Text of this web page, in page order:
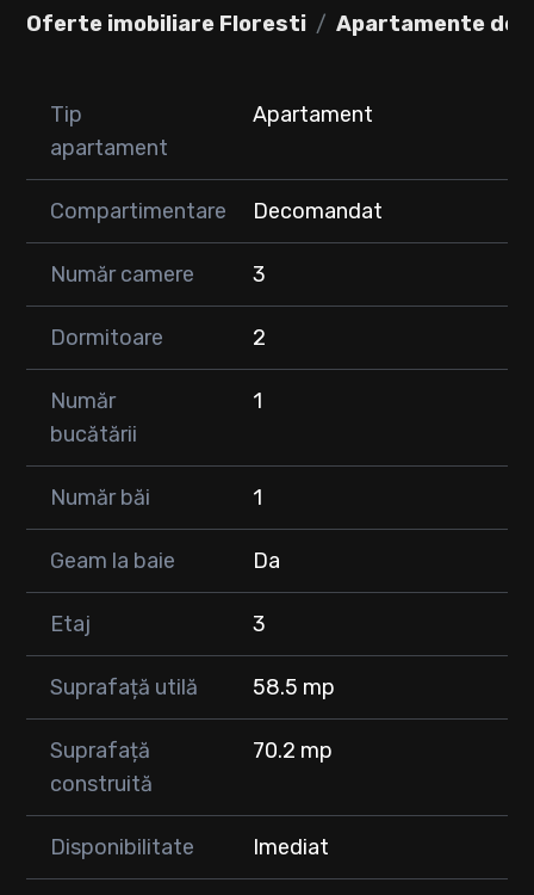
Oferte imobiliare Floresti Apartamente de
Living cu bucătărie open-space
🏠 Apartamentul se vinde complet mobilat și utilat, gata
pentru mutare sau închiriere.
comun, frumos amenajat, cu băncuțe și loc de joacă pentru
copii.
➡️ Ideal atât pentru locuință, cât și pentru investiție.
📩 Pentru mai multe detalii sau pentru programarea unei
vizionări, vă așteptăm în privat.
Tip
apartament
Apartament
Compartimentare Decomandat
Număr camere 3
Dormitoare 2
Număr
bucătării
1
Număr băi 1
Geam la baie Da
Etaj 3
Suprafață utilă 58.5 mp
Suprafață
construită
70.2 mp
Disponibilitate Imediat